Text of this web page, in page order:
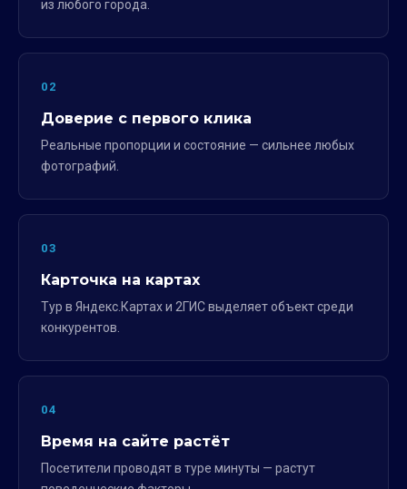
из любого города.
02
Доверие с первого клика
Реальные пропорции и состояние — сильнее любых
фотографий.
03
Карточка на картах
Тур в Яндекс.Картах и 2ГИС выделяет объект среди
конкурентов.
04
Время на сайте растёт
Посетители проводят в туре минуты — растут